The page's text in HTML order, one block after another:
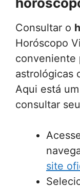
Consultar o
Horóscopo
conveniente
astrológicas
Aqui está
consultar
site